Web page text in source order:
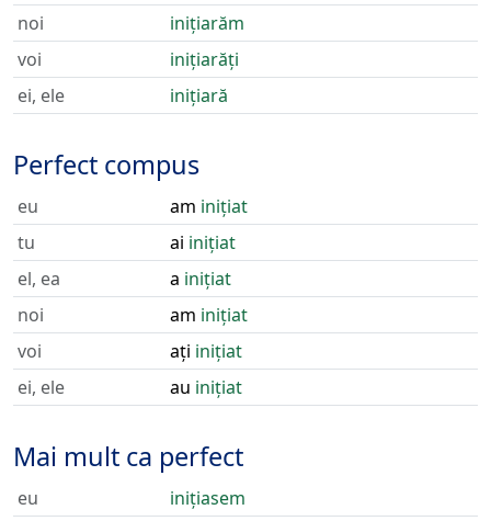
noi
inițiarăm
voi
inițiarăți
ei, ele
inițiară
Perfect compus
eu am inițiat
tu
ai inițiat
el, ea
a inițiat
noi
am inițiat
voi
ați inițiat
ei, ele
au inițiat
Mai mult ca perfect
eu
inițiasem